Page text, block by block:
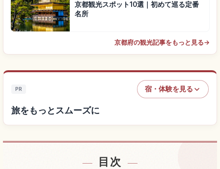
京都観光スポット10選｜初めて巡る定番
名所
京都府の観光記事をもっと見る→
PR 宿・体験を見る
旅をもっとスムーズに
宿を探す
目次